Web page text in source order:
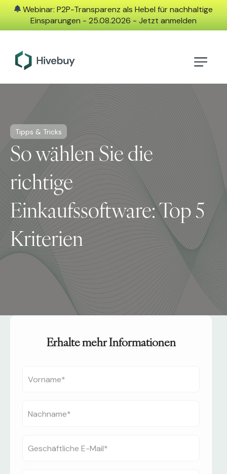
Webinar: P2P-Transparenz als Hebel für nachhaltige
Einsparungen - 25.08.2026 - Jetzt anmelden
Tipps & Tricks
So wählen Sie die
richtige
Einkaufssoftware: Top 5
Kriterien
Erhalte mehr Informationen